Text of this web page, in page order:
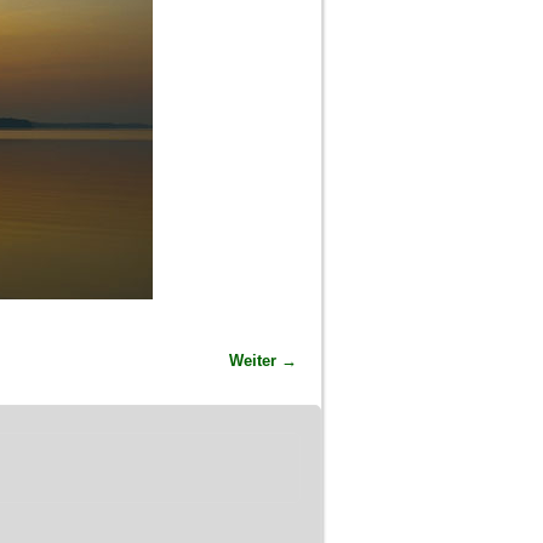
Weiter →